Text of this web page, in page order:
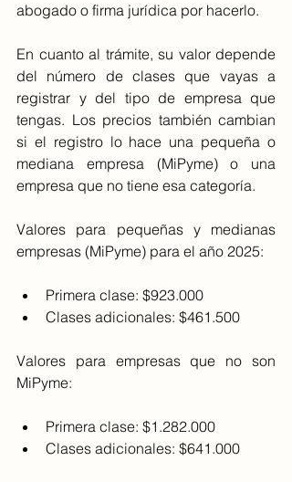
abogado o firma jurídica por hacerlo.
En cuanto al trámite, su valor depende
del número de clases que vayas a
registrar y del tipo de empresa que
tengas. Los precios también cambian
si el registro lo hace una pequeña o
mediana empresa (MiPyme) o una
empresa que no tiene esa categoría.
Valores para pequeñas y medianas
empresas (MiPyme) para el año 2025:
Primera clase: $923.000
Clases adicionales: $461.500
Valores para empresas que no son
MiPyme:
Primera clase: $1.282.000
Clases adicionales: $641.000